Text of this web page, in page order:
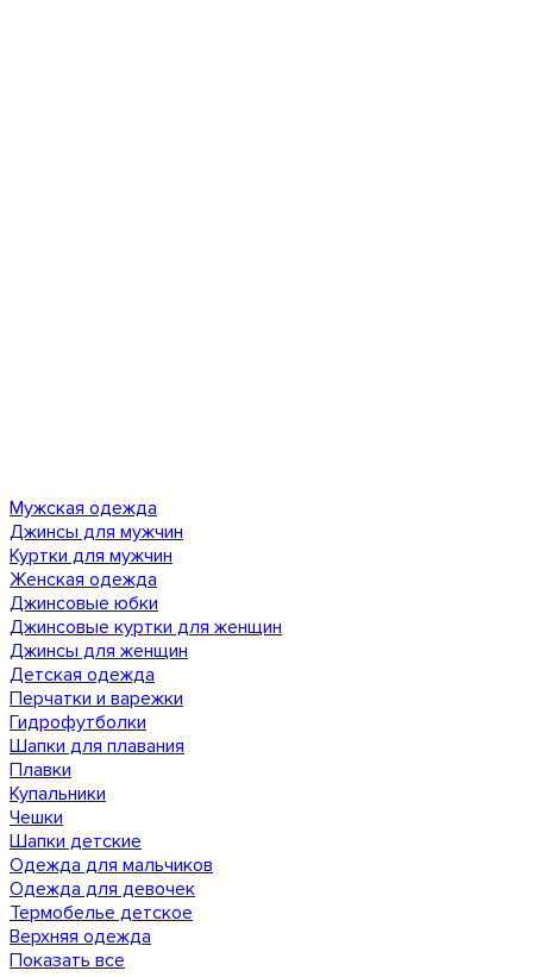
Мужская одежда
Джинсы для мужчин
Куртки для мужчин
Женская одежда
Джинсовые юбки
Джинсовые куртки для женщин
Джинсы для женщин
Детская одежда
Перчатки и варежки
Гидрофутболки
Шапки для плавания
Плавки
Купальники
Чешки
Шапки детские
Одежда для мальчиков
Одежда для девочек
Термобелье детское
Верхняя одежда
Показать все